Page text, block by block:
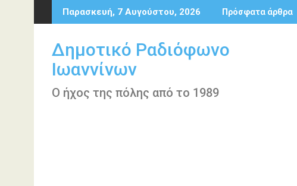
Περάστε
στο
Παρασκευή, 7 Αυγούστου, 2026 Πρόσφατα άρθρα
Δημοτικό Ραδιόφωνο
Ιωαννίνων
Ο ήχος της πόλης από το 1989